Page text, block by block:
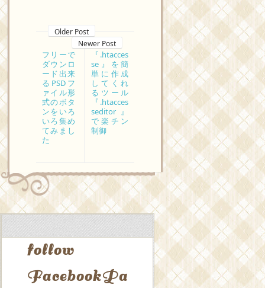
Older Post
Newer Post
『.htacces
se』を簡
単に作成
してくれ
るツール
『.htacces
seditor』
で楽チン
制御
フリーで
ダウンロ
ード出来
るPSDフ
ァイル形
式のボタ
ンをいろ
いろ集め
てみまし
た
follow
FacebookPa